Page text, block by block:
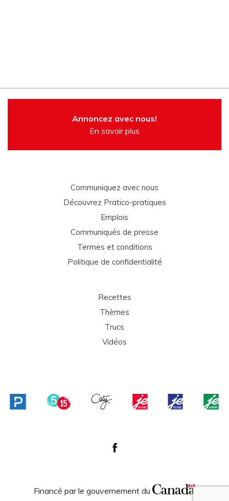
Annoncez avec nous!
En savoir plus
Communiquez avec nous
Découvrez Pratico-pratiques
Emplois
Communiqués de presse
Termes et conditions
Politique de confidentialité
Recettes
Thèmes
Trucs
Vidéos
Financé par le gouvernement du